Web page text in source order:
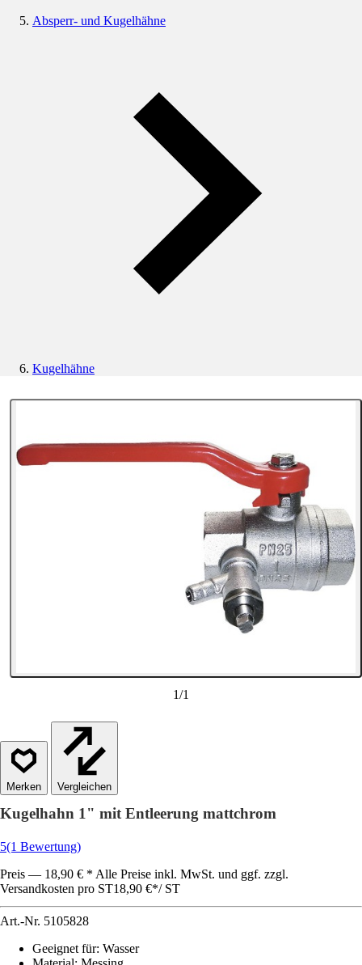
Absperr- und Kugelhähne
Kugelhähne
1/1
Vergleichen
Kugelhahn 1" mit Entleerung mattchrom
5(1 Bewertung)
Preis — 18,90 € * Alle Preise inkl. MwSt. und ggf. zzgl.
Versandkosten pro ST18,90 €*/ ST
Art.-Nr. 5105828
Geeignet für: Wasser